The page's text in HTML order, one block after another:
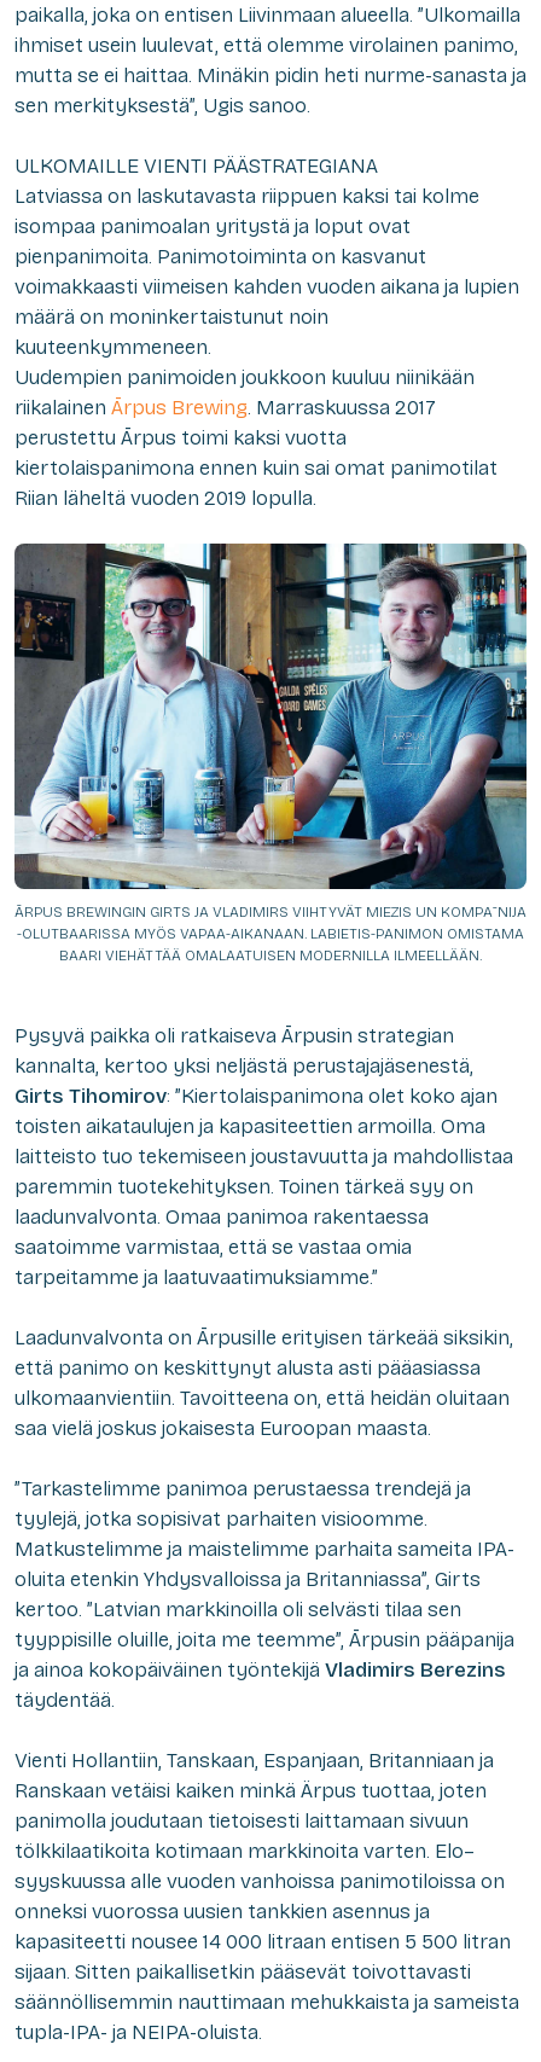
paikalla, joka on entisen Liivinmaan alueella. ”Ulkomailla
ihmiset usein luulevat, että olemme virolainen panimo,
mutta se ei haittaa. Minäkin pidin heti nurme-sanasta ja
sen merkityksestä”, Ugis sanoo.
ULKOMAILLE VIENTI PÄÄSTRATEGIANA
Latviassa on laskutavasta riippuen kaksi tai kolme
isompaa panimoalan yritystä ja loput ovat
pienpanimoita. Panimotoiminta on kasvanut
voimakkaasti viimeisen kahden vuoden aikana ja lupien
määrä on moninkertaistunut noin
kuuteenkymmeneen.
Uudempien panimoiden joukkoon kuuluu niinikään
riikalainen Ārpus Brewing. Marraskuussa 2017
perustettu Ārpus toimi kaksi vuotta
kiertolaispanimona ennen kuin sai omat panimotilat
Riian läheltä vuoden 2019 lopulla.
ĀRPUS BREWINGIN GIRTS JA VLADIMIRS VIIHTYVÄT MIEZIS UN KOMPA¯NIJA
-OLUTBAARISSA MYÖS VAPAA-AIKANAAN. LABIETIS-PANIMON OMISTAMA
BAARI VIEHÄTTÄÄ OMALAATUISEN MODERNILLA ILMEELLÄÄN.
Pysyvä paikka oli ratkaiseva Ārpusin strategian
kannalta, kertoo yksi neljästä perustajajäsenestä,
Girts Tihomirov: ”Kiertolaispanimona olet koko ajan
toisten aikataulujen ja kapasiteettien armoilla. Oma
laitteisto tuo tekemiseen joustavuutta ja mahdollistaa
paremmin tuotekehityksen. Toinen tärkeä syy on
laadunvalvonta. Omaa panimoa rakentaessa
saatoimme varmistaa, että se vastaa omia
tarpeitamme ja laatuvaatimuksiamme.”
Laadunvalvonta on Ārpusille erityisen tärkeää siksikin,
että panimo on keskittynyt alusta asti pääasiassa
ulkomaanvientiin. Tavoitteena on, että heidän oluitaan
saa vielä joskus jokaisesta Euroopan maasta.
”Tarkastelimme panimoa perustaessa trendejä ja
tyylejä, jotka sopisivat parhaiten visioomme.
Matkustelimme ja maistelimme parhaita sameita IPA-
oluita etenkin Yhdysvalloissa ja Britanniassa”, Girts
kertoo. ”Latvian markkinoilla oli selvästi tilaa sen
tyyppisille oluille, joita me teemme”, Ārpusin pääpanija
ja ainoa kokopäiväinen työntekijä Vladimirs Berezins
täydentää.
Vienti Hollantiin, Tanskaan, Espanjaan, Britanniaan ja
Ranskaan vetäisi kaiken minkä Ärpus tuottaa, joten
panimolla joudutaan tietoisesti laittamaan sivuun
tölkkilaatikoita kotimaan markkinoita varten. Elo–
syyskuussa alle vuoden vanhoissa panimotiloissa on
onneksi vuorossa uusien tankkien asennus ja
kapasiteetti nousee 14 000 litraan entisen 5 500 litran
sijaan. Sitten paikallisetkin pääsevät toivottavasti
säännöllisemmin nauttimaan mehukkaista ja sameista
tupla-IPA- ja NEIPA-oluista.